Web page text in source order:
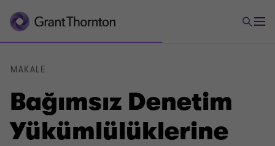
Bağımsız Denetim
Yükümlülüklerine
MAKALE